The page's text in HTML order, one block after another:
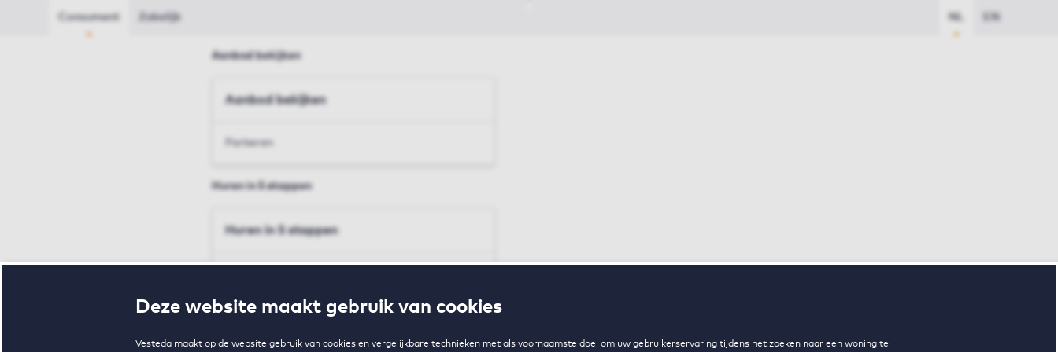
Deze website maakt gebruik van cookies
Vesteda maakt op de website gebruik van cookies en vergelijkbare technieken met als voornaamste doel om uw gebruikerservaring tijdens het zoeken naar een woning te
Consument Zakelijk NL EN
Aanbod bekijken
Aanbod bekijken
Parkeren
Huren in 5 stappen
Huren in 5 stappen
Voorwaarden en toewijzing